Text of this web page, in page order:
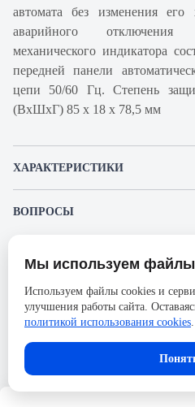
автомата без изменения его
аварийного отключения
механического индикатора
передней панели
цепи 50/60 Гц. Степень
(ВхШхГ) 85 х 18 х 78,5 мм
ХАРАКТЕРИСТИКИ
Производитель
Серия
Номинальный ток
Напряжение, В
Количество полюсов
ВОПРОСЫ
Пожалуйста,
возможность оставлять
Представленные изображения и
без предварительного уведомления.
ответственности в случае не
размещённым в карточке товара.
Мы используем
Используем файлы cookies и
улучшения работы сайта.
политикой использования cookies.